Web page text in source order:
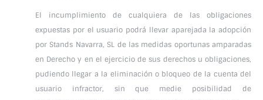
El incumplimiento de cualquiera de las obligaciones
expuestas por el usuario podrá llevar aparejada la adopción
por Stands Navarra, SL de las medidas oportunas amparadas
en Derecho y en el ejercicio de sus derechos u obligaciones,
pudiendo llegar a la eliminación o bloqueo de la cuenta del
usuario infractor, sin que medie posibilidad de